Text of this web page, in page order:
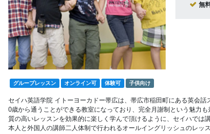
グラマー・フォー・
コミュニケーショ
ン・コース
グループレッスン 英検
8,450 円(税込) / 月
回数：4 / 1セッション90分
無
グループレッスン オンライン可 体験可 子供向け
セイハ英語学院 イトーヨーカドー帯広は、帯広市稲田町にある英会話
0歳から通うことができる教室になっており、完全月謝制という魅力も
質の高いレッスンを効果的に楽しく学んで頂けるように、セイハでは
本人と外国人の講師二人体制で行われるオールイングリッシュのレッ